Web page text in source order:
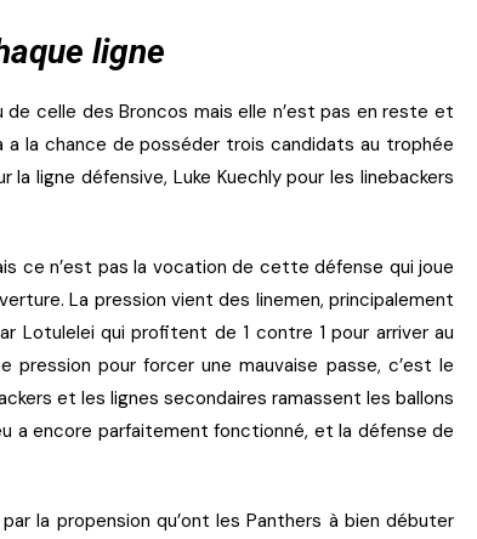
ligne
celle des Broncos mais elle n’est pas en reste et
la chance de posséder trois candidats au trophée
la ligne défensive, Luke Kuechly pour les linebackers
ce n’est pas la vocation de cette défense qui joue
La pression vient des linemen, principalement
Lotulelei qui profitent de 1 contre 1 pour arriver au
pour forcer une mauvaise passe, c’est le
et les lignes secondaires ramassent les ballons
a encore parfaitement fonctionné, et la défense de
la propension qu’ont les Panthers à bien débuter